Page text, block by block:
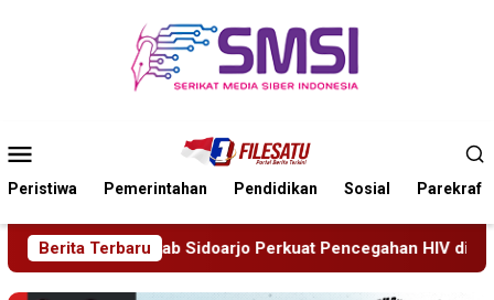
Mobile
Peristiwa Pemerintahan Pendidikan Sosial Parekraf
Berita Terbaru
Perkuat Pencegahan HIV di Kalangan Remaja